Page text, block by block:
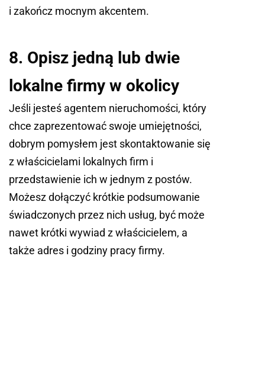
i zakończ mocnym akcentem.
8. Opisz jedną lub dwie
lokalne firmy w okolicy
Jeśli jesteś agentem nieruchomości, który
chce zaprezentować swoje umiejętności,
dobrym pomysłem jest skontaktowanie się
z właścicielami lokalnych firm i
przedstawienie ich w jednym z postów.
Możesz dołączyć krótkie podsumowanie
świadczonych przez nich usług, być może
nawet krótki wywiad z właścicielem, a
także adres i godziny pracy firmy.